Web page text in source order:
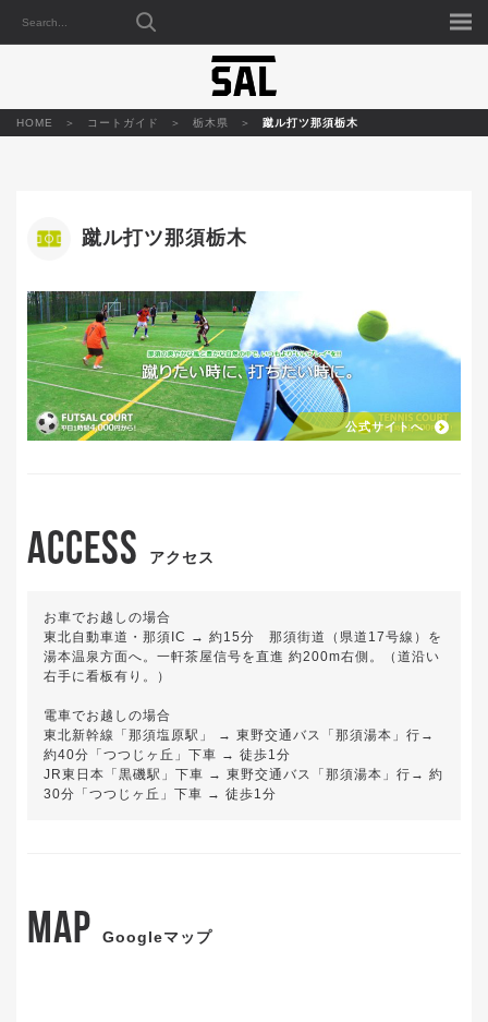
HOME コートガイド 栃木県 蹴ル打ツ那須栃木
蹴ル打ツ那須栃木
公式サイトへ
ACCESS アクセス
お車でお越しの場合
東北自動車道・那須IC → 約15分 那須街道（県道17号線）を
湯本温泉方面へ。一軒茶屋信号を直進 約200m右側。（道沿い
右手に看板有り。）
電車でお越しの場合
東北新幹線「那須塩原駅」 → 東野交通バス「那須湯本」行→
約40分「つつじヶ丘」下車 → 徒歩1分
JR東日本「黒磯駅」下車 → 東野交通バス「那須湯本」行→ 約
30分「つつじヶ丘」下車 → 徒歩1分
MAP Googleマップ